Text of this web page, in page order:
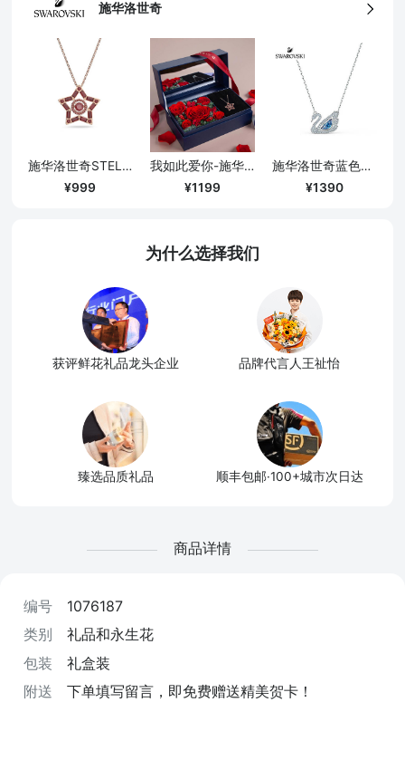
施华洛世奇
施华洛世奇STELLA许愿星项链/红色
999
我如此爱你-施华洛世奇红色许愿星项链永生花礼盒
1199
施华洛世奇蓝色天鹅DANCING SWAN/125周年纪念款/镀白金色
1390
为什么选择我们
获评鲜花礼品龙头企业 品牌代言人王祉怡
臻选品质礼品 顺丰包邮·100+城市次日达
商品详情
编号
1076187
类别
礼品和永生花
包装
礼盒装
附送
下单填写留言，即免费赠送精美贺卡！